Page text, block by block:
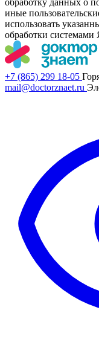
иные
использовать
обработки
+7 (865) 299 18-05
mail@doctorznaet.ru